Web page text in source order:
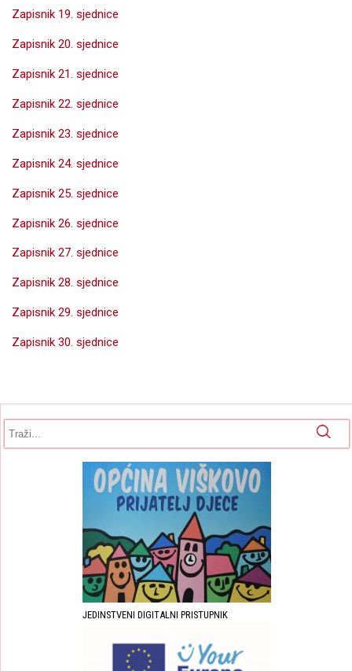
Zapisnik 19. sjednice
Zapisnik 20. sjednice
Zapisnik 21. sjednice
Zapisnik 22. sjednice
Zapisnik 23. sjednice
Zapisnik 24. sjednice
Zapisnik 25. sjednice
Zapisnik 26. sjednice
Zapisnik 27. sjednice
Zapisnik 28. sjednice
Zapisnik 29. sjednice
Zapisnik 30. sjednice
Obrazac pretrage
JEDINSTVENI DIGITALNI PRISTUPNIK